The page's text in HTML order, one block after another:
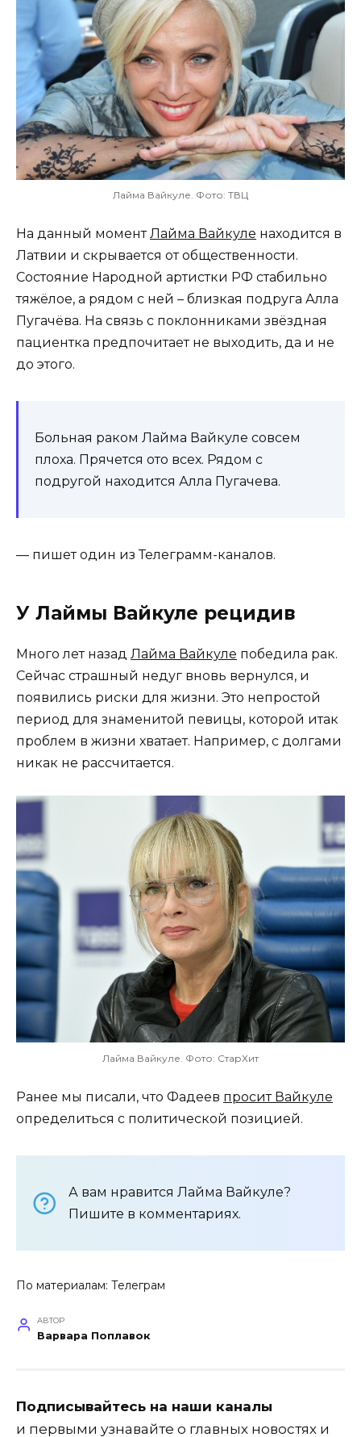
Лайма Вайкуле. Фото: ТВЦ
На данный моментЛайма Вайкуле находится в
Латвии и скрывается от общественности.
Состояние Народной артистки РФ стабильно
тяжёлое, а рядом с ней – близкая подруга Алла
Пугачёва. На связь с поклонниками звёздная
пациентка предпочитает не выходить, да и не
до этого.
Больная раком Лайма Вайкуле совсем
плоха. Прячется ото всех. Рядом с
подругой находится Алла Пугачева.
— пишет один из Телеграмм-каналов.
У Лаймы Вайкуле рецидив
Много лет назад Лайма Вайкуле победила рак.
Сейчас страшный недуг вновь вернулся, и
появились риски для жизни. Это непростой
период для знаменитой певицы, которой итак
проблем в жизни хватает. Например, с долгами
никак не рассчитается.
Лайма Вайкуле. Фото: СтарХит
Ранее мы писали, что Фадеев просит Вайкуле
определиться с политической позицией.
А вам нравится Лайма Вайкуле?
Пишите в комментариях.
По материалам: Телеграм
АВТОР
Варвара Поплавок
Подписывайтесь на наши каналы
и первыми узнавайте о главных новостях и